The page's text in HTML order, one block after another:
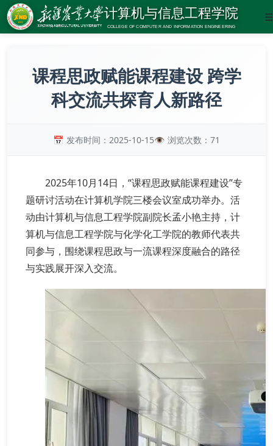
☰
课程思政赋能课程建设 跨学
科交流共探育人新路径
发布时间：2025-10-15 浏览次数： 71
2025年10月14日，“课程思政赋能课程建设”专
题研讨活动在计算机学院三楼会议室成功举办。活
动由计算机与信息工程学院副院长孟小艳主持，计
算机与信息工程学院与化学化工学院的教师代表共
同参与，围绕课程思政与一流课程深度融合的路径
与实践展开深入交流。